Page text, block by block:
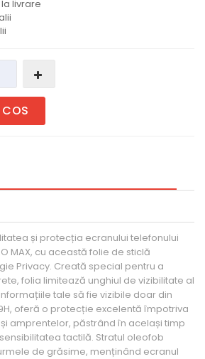
livrare
și protecția ecranului telefonului
MAX, cu această folie de sticlă
Privacy. Creată special pentru a
folia limitează unghiul de vizibilitate al
tale să fie vizibile doar din
oferă o protecție excelentă împotriva
amprentelor, păstrând în același timp
tactilă. Stratul oleofob
de grăsime, menținând ecranul